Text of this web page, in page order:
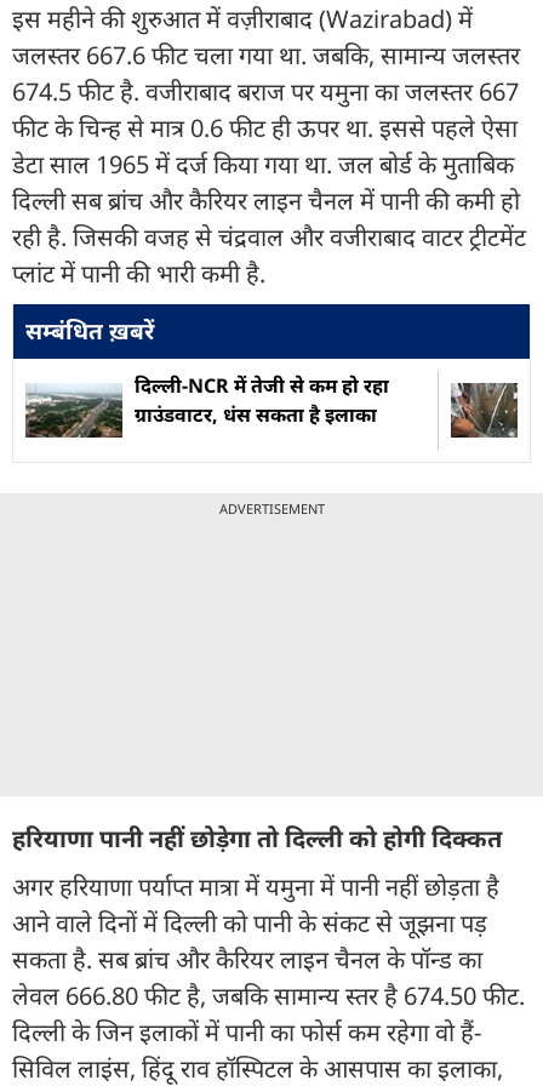
इस महीने की शुरुआत में वज़ीराबाद (Wazirabad) में
जलस्तर 667.6 फीट चला गया था. जबकि, सामान्य जलस्तर
674.5 फीट है. वजीराबाद बराज पर यमुना का जलस्तर 667
फीट के चिन्ह से मात्र 0.6 फीट ही ऊपर था. इससे पहले ऐसा
डेटा साल 1965 में दर्ज किया गया था. जल बोर्ड के मुताबिक
दिल्ली सब ब्रांच और कैरियर लाइन चैनल में पानी की कमी हो
रही है. जिसकी वजह से चंद्रवाल और वजीराबाद वाटर ट्रीटमेंट
प्लांट में पानी की भारी कमी है.
सम्बंधित ख़बरें
दिल्ली-NCR में तेजी से कम हो रहा
ग्राउंडवाटर, धंस सकता है इलाका
ADVERTISEMENT
हरियाणा पानी नहीं छोड़ेगा तो दिल्ली को होगी दिक्कत
अगर हरियाणा पर्याप्त मात्रा में यमुना में पानी नहीं छोड़ता है
आने वाले दिनों में दिल्ली को पानी के संकट से जूझना पड़
सकता है. सब ब्रांच और कैरियर लाइन चैनल के पॉन्ड का
लेवल 666.80 फीट है, जबकि सामान्य स्तर है 674.50 फीट.
दिल्ली के जिन इलाकों में पानी का फोर्स कम रहेगा वो हैं-
सिविल लाइंस, हिंदू राव हॉस्पिटल के आसपास का इलाका,